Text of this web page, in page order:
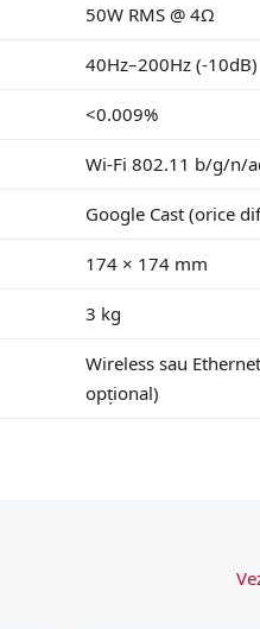
50W RMS @ 4Ω
40Hz–200Hz (-10dB)
<0.009%
Wi-Fi 802.11 b/g/n/
Google Cast (orice
174 × 174 mm
3 kg
Wireless sau
opțional)